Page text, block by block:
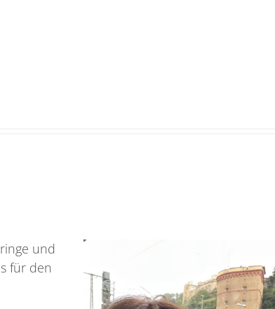
und
für den